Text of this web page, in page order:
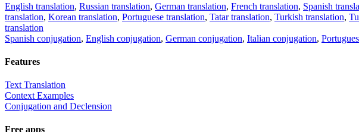
English translation, Russian translation, German translation, French translation, Spanish
translation, Korean translation, Portuguese translation, Tatar translation, Turkish translation,
translation
Spanish conjugation, English conjugation, German conjugation, Italian conjugation,
Features
Text Translation
Context Examples
Conjugation and Declension
Free apps